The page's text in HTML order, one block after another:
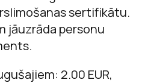
sertifikātu.
jāuzrāda personu
2.00 EUR,